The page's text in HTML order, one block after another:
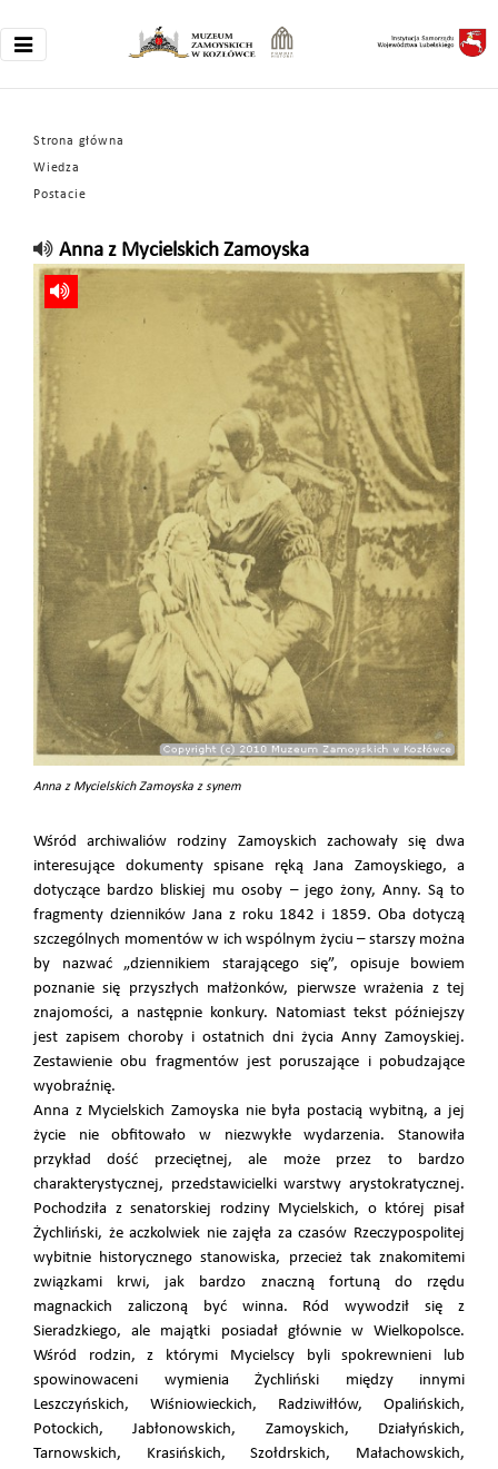
Strona główna
Wiedza
Postacie
Anna z Mycielskich Zamoyska
Anna z Mycielskich Zamoyska z synem
Wśród archiwaliów rodziny Zamoyskich zachowały się dwa
interesujące dokumenty spisane ręką Jana Zamoyskiego, a
dotyczące bardzo bliskiej mu osoby – jego żony, Anny. Są to
fragmenty dzienników Jana z roku 1842 i 1859. Oba dotyczą
szczególnych momentów w ich wspólnym życiu – starszy można
by nazwać „dziennikiem starającego się”, opisuje bowiem
poznanie się przyszłych małżonków, pierwsze wrażenia z tej
znajomości, a następnie konkury. Natomiast tekst późniejszy
jest zapisem choroby i ostatnich dni życia Anny Zamoyskiej.
Zestawienie obu fragmentów jest poruszające i pobudzające
wyobraźnię.
Anna z Mycielskich Zamoyska nie była postacią wybitną, a jej
życie nie obfitowało w niezwykłe wydarzenia. Stanowiła
przykład dość przeciętnej, ale może przez to bardzo
charakterystycznej, przedstawicielki warstwy arystokratycznej.
Pochodziła z senatorskiej rodziny Mycielskich, o której pisał
Żychliński, że aczkolwiek nie zajęła za czasów Rzeczypospolitej
wybitnie historycznego stanowiska, przecież tak znakomitemi
związkami krwi, jak bardzo znaczną fortuną do rzędu
magnackich zaliczoną być winna. Ród wywodził się z
Sieradzkiego, ale majątki posiadał głównie w Wielkopolsce.
Wśród rodzin, z którymi Mycielscy byli spokrewnieni lub
spowinowaceni wymienia Żychliński między innymi
Leszczyńskich, Wiśniowieckich, Radziwiłłów, Opalińskich,
Potockich, Jabłonowskich, Zamoyskich, Działyńskich,
Tarnowskich, Krasińskich, Szołdrskich, Małachowskich,